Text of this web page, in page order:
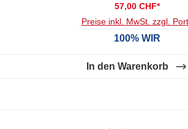
57,00 CHF*
Preise inkl. MwSt. zzgl.
100% WIR
In den Warenkorb